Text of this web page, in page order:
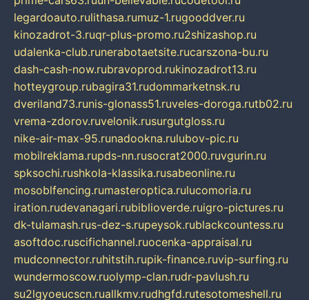
legardoauto.rulithasa.rumuz-1.rugooddver.ru
kinozadrot-3.ruqr-plus-promo.ru2shizashop.ru
udalenka-club.runerabotaetsite.rucarszona-bu.ru
dash-cash-now.rubravoprod.rukinozadrot13.ru
hotteygroup.rubagira31.rudommarketnsk.ru
dveriland73.runis-glonass51.ruveles-doroga.rutb02.ru
vrema-zdorov.ruvelonik.rusurgutgloss.ru
nike-air-max-95.runadookna.rulubov-pic.ru
mobilreklama.rupds-nn.rusocrat2000.ruvgurin.ru
spksochi.rushkola-klassika.rusabeonline.ru
mosoblfencing.rumasteroptica.rulucomoria.ru
iration.rudevanagari.rubiblioverde.ruigro-pictures.ru
dk-tulamash.rus-dez-s.rupeysok.rublackcountess.ru
asoftdoc.ruscifichannel.ruocenka-appraisal.ru
mudconnector.ruhitstih.rupik-finance.ruvip-surfing.ru
wundermoscow.ruolymp-clan.rudr-pavlush.ru
su2lgyoeucscn.ruallkmv.rudhgfd.rutesotomeshell.ru